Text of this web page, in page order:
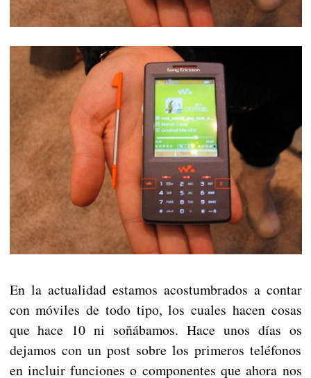
En la actualidad estamos acostumbrados a contar
con móviles de todo tipo, los cuales hacen cosas
que hace 10 ni soñábamos. Hace unos días os
dejamos con un post sobre los primeros teléfonos
en incluir funciones o componentes que ahora nos